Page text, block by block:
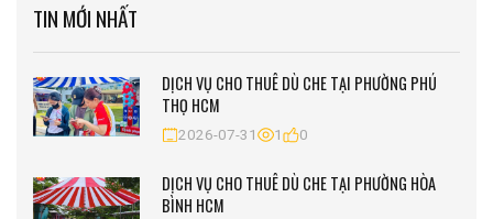
TIN MỚI NHẤT
DỊCH VỤ CHO THUÊ DÙ CHE TẠI PHƯỜNG PHÚ
THỌ HCM
2026-07-31 1 0
DỊCH VỤ CHO THUÊ DÙ CHE TẠI PHƯỜNG HÒA
BÌNH HCM